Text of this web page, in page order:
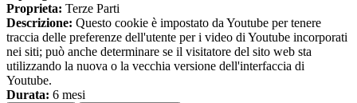
Proprieta: Terze Parti
Descrizione: Questo cookie è impostato da Youtube per tenere
traccia delle preferenze dell'utente per i video di Youtube incorporati
nei siti; può anche determinare se il visitatore del sito web sta
utilizzando la nuova o la vecchia versione dell'interfaccia di
Youtube.
Durata: 6 mesi